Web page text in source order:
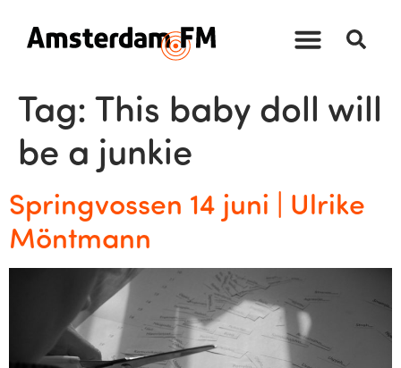
Tag: This baby doll will
be a junkie
Springvossen 14 juni | Ulrike
Möntmann